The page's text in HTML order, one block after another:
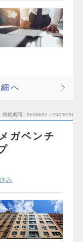
へ
掲載期間 26/08/07～26/08/20
ガベンチ
み